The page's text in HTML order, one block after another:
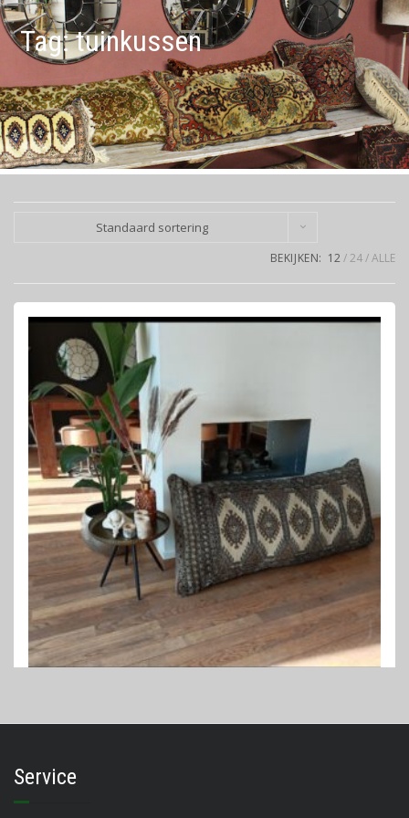
Tag:tuinkussen
Standaard sortering
BEKIJKEN: 12 24 ALLE
Perzisch lounge kussen 140 x 65 cm
Service